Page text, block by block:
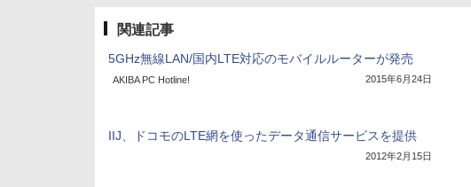
関連記事
5GHz無線LAN/国内LTE対応のモバイルルーターが発売
AKIBA PC Hotline! 2015年6月24日
IIJ、ドコモのLTE網を使ったデータ通信サービスを提供
2012年2月15日